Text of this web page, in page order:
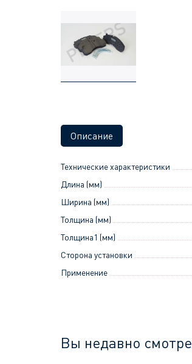
Описание
Технические характеристики
Длина (мм)
Ширина (мм)
Толщина (мм)
Толщина1 (мм)
Сторона установки
Применение
Вы недавно